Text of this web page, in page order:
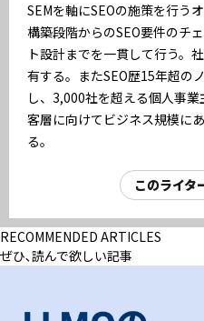
SEMを軸にSEOの施策を行う
構築段階からのSEO要件のチ
ト設計までを一貫して行う。
有する。またSEO歴15年超の
し、3,000社を超える個人事
客層に向けてビジネス規模に
る。
このライタ
RECOMMENDED ARTICLES
ぜひ､読んで欲しい記事